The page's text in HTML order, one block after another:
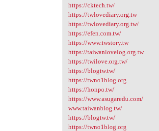
https://cktech.tw/
https://twlovediary.org.tw
https://twlovediary.org.tw/
https://efen.com.tw/
https://www.twstory.tw
https://taiwanlovelog.org.tw
https://twilove.org.tw/
https://blogtw.tw/
https://twno1blog.org
https://honpo.tw/
https://www.asugaredu.com/
www.taiwanblog.tw/
https://blogtw.tw/
https://twno1blog.org